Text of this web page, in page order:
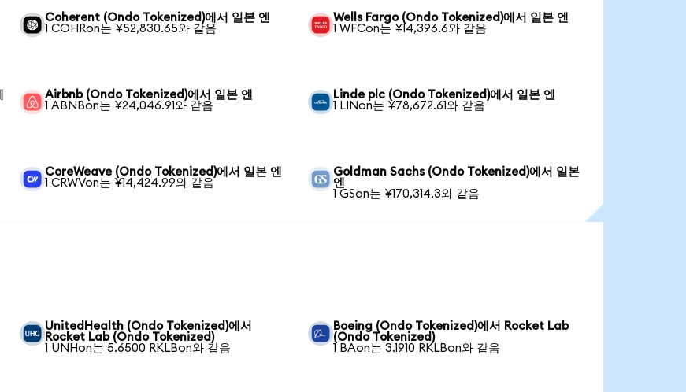
Coherent (Ondo Tokenized)에서 일본 엔
1 COHRon는 ¥52,830.65와 같음
Wells Fargo (Ondo Tokenized)에서 일본 엔
1 WFCon는 ¥14,396.6와 같음
Airbnb (Ondo Tokenized)에서 일본 엔
1 ABNBon는 ¥24,046.91와 같음
Linde plc (Ondo Tokenized)에서 일본 엔
1 LINon는 ¥78,672.61와 같음
CoreWeave (Ondo Tokenized)에서 일본 엔
1 CRWVon는 ¥14,424.99와 같음
Goldman Sachs (Ondo Tokenized)에서 일본
엔
1 GSon는 ¥170,314.3와 같음
UnitedHealth (Ondo Tokenized)에서
Rocket Lab (Ondo Tokenized)
1 UNHon는 5.6500 RKLBon와 같음
Boeing (Ondo Tokenized)에서 Rocket Lab
(Ondo Tokenized)
1 BAon는 3.1910 RKLBon와 같음